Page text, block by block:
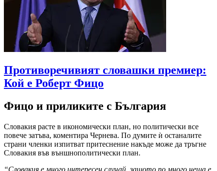
Противоречивият словашки премиер:
Кой е Роберт Фицо
Фицо и приликите с България
Словакия расте в икономически план, но политически все
повече затъва, коментира Чернева. По думите ѝ останалите
страни членки изпитват притеснение накъде може да тръгне
Словакия във външнополитически план.
“Словакия е много интересен случай, защото по много неща е